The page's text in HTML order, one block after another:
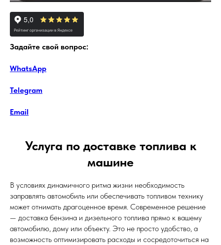
Задайте свой вопрос:
WhatsApp
Telegram
Email
Услуга по доставке топлива к
машине
В условиях динамичного ритма жизни необходимость
заправлять автомобиль или обеспечивать топливом технику
может отнимать драгоценное время. Современное решение
— доставка бензина и дизельного топлива прямо к вашему
автомобилю, дому или объекту. Это не просто удобство, а
возможность оптимизировать расходы и сосредоточиться на